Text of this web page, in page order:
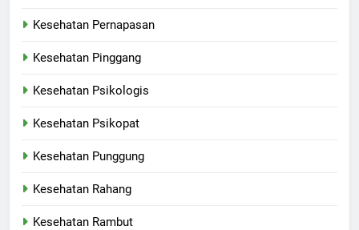
Kesehatan Pernapasan
Kesehatan Pinggang
Kesehatan Psikologis
Kesehatan Psikopat
Kesehatan Punggung
Kesehatan Rahang
Kesehatan Rambut